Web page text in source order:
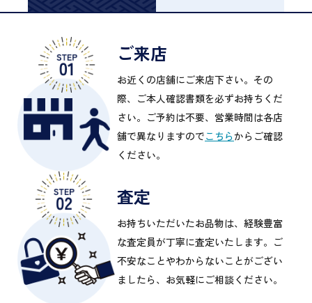
ご来店
お近くの店舗にご来店下さい。その
際、ご本人確認書類を必ずお持ちくだ
さい。ご予約は不要、営業時間は各店
舗で異なりますのでこちらからご確認
ください。
査定
お持ちいただいたお品物は、経験豊富
な査定員が丁寧に査定いたします。ご
不安なことやわからないことがござい
ましたら、お気軽にご相談ください。